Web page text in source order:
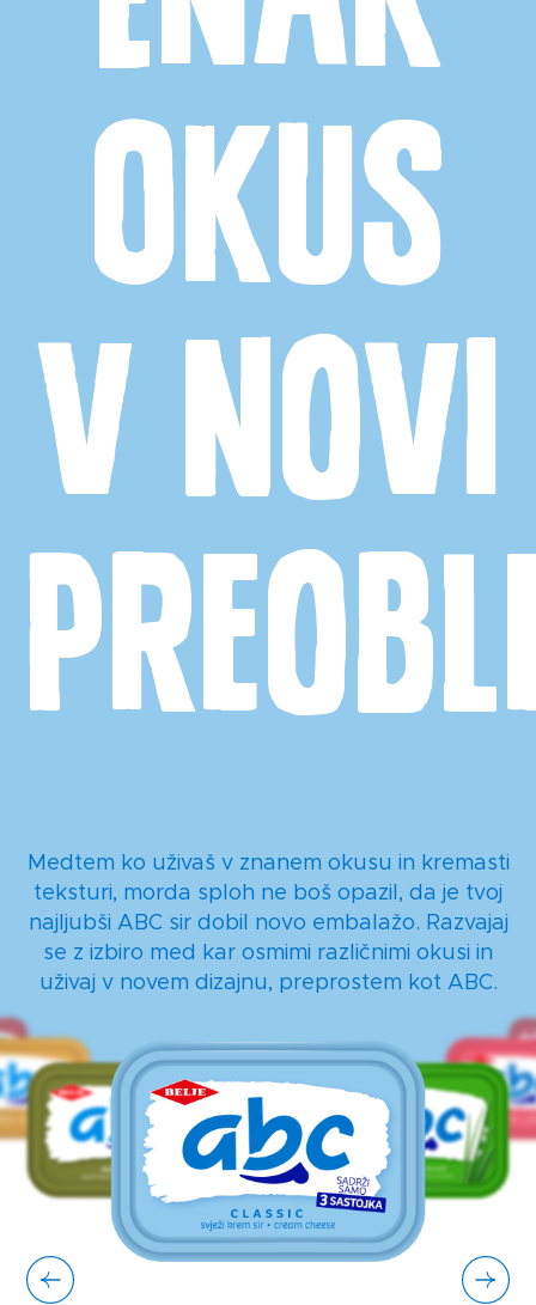
okus
v novi
Medtem ko uživaš v znanem okusu in kremasti
teksturi, morda sploh ne boš opazil, da je tvoj
najljubši ABC sir dobil novo embalažo. Razvajaj
se z izbiro med kar osmimi različnimi okusi in
uživaj v novem dizajnu, preprostem kot ABC.